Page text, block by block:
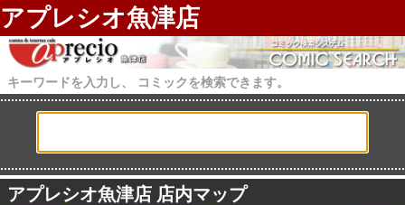
アプレシオ魚津店
キーワードを入力し、 コミックを検索できます。
アプレシオ魚津店 店内マップ